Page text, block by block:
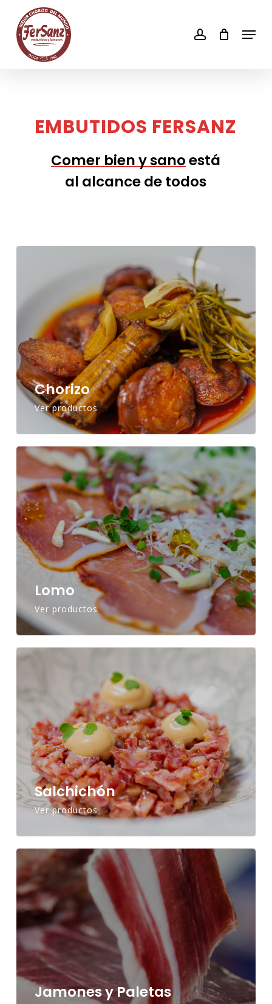
main
content
account
EMBUTIDOS FERSANZ
Comer bien y sanoestá
al alcance de todos
Chorizo
Ver productos
Lomo
Ver productos
Salchichón
Ver productos
Jamones y Paletas